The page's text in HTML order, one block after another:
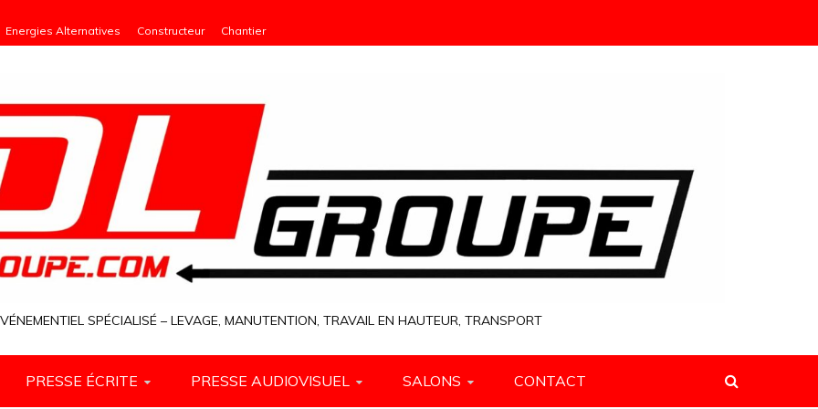
Energies Alternatives Constructeur Chantier
SPÉCIALISÉ – LEVAGE, MANUTENTION, TRAVAIL EN HAUTEUR, TRANSPORT
PRESSE ÉCRITE PRESSE AUDIOVISUEL SALONS CONTACT